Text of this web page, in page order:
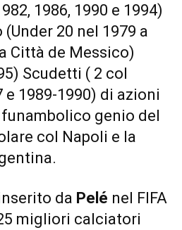
1986, 1990 e 1994)
20 nel 1979 a
Città de Messico)
Scudetti ( 2 col
e 1989-1990) di azioni
genio del
col Napoli e la
da Pelé nel FIFA
migliori calciatori